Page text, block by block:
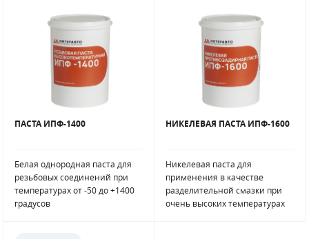
ПАСТА ИПФ-1400
Белая однородная паста для
резьбовых соединений при
температурах от -50 до +1400
градусов
НИКЕЛЕВАЯ ПАСТА ИПФ-1600
Никелевая паста для
применения в качестве
разделительной смазки при
очень высоких температурах